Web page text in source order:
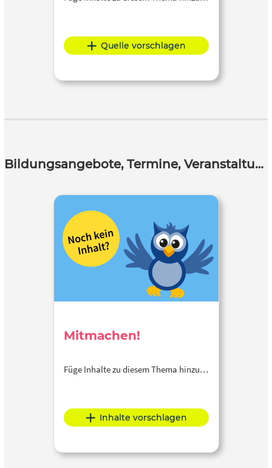
Quelle vorschlagen
Bildungsangebote, Termine, Veranstaltungen
Mitmachen!
Füge Inhalte zu diesem Thema hinzu…
Inhalte vorschlagen